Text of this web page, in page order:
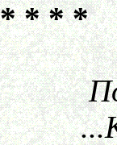
* * * *